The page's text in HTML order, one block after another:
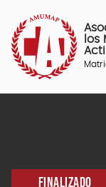
contenido
los
FINALIZADO